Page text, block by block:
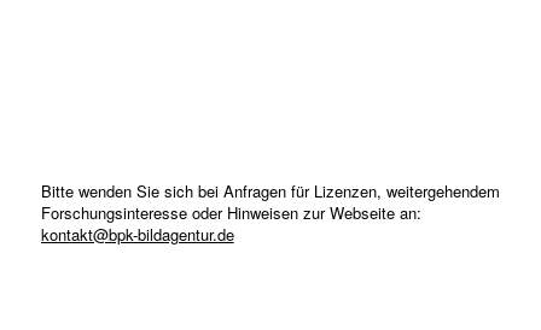
Bitte wenden Sie sich bei Anfragen für Lizenzen, weitergehendem
Forschungsinteresse oder Hinweisen zur Webseite an:
kontakt@bpk-bildagentur.de